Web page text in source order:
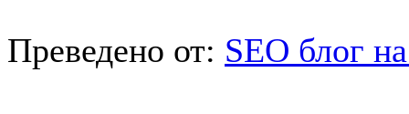
Преведено от: SEO блог